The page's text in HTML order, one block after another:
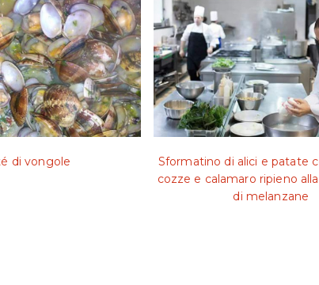
di vongole
Sformatino di alici e patate
cozze e calamaro ripieno
di melanzane